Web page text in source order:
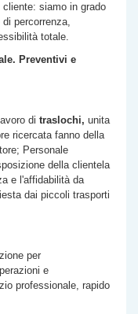
siamo in grado
percorrenza,
totale.
Preventivi e
di traslochi, unita
ricercata fanno della
Personale
della clientela
e l'affidabilità da
dai piccoli trasporti
per
e
professionale, rapido